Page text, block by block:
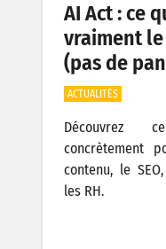
AI Act : ce
vraiment le
(pas de
ACTUALITÉS
Découvrez
concrètement
contenu, le
les RH.